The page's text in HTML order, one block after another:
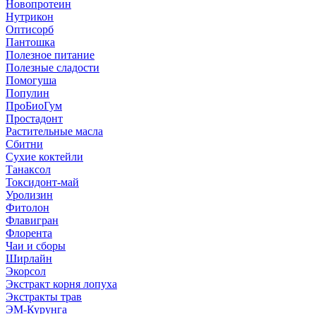
Новопротеин
Нутрикон
Оптисорб
Пантошка
Полезное питание
Полезные сладости
Помогуша
Популин
ПроБиоГум
Простадонт
Растительные масла
Сбитни
Сухие коктейли
Танаксол
Токсидонт-май
Уролизин
Фитолон
Флавигран
Флорента
Чаи и сборы
Ширлайн
Экорсол
Экстракт корня лопуха
Экстракты трав
ЭМ-Курунга